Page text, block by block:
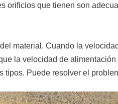
orificios que tienen son
material. Cuando la
la velocidad de
Puede resolver el